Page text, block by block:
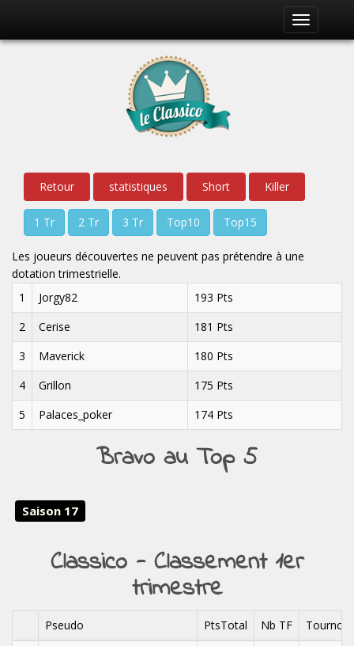
Toggle
navigation
Retour statistiques Short Killer
1 Tr 2 Tr 3 Tr Top10 Top15
Les joueurs découvertes ne peuvent pas prétendre à une
dotation trimestrielle.
1
Jorgy82
193 Pts
2
Cerise
181 Pts
3
Maverick
180 Pts
4
Grillon
175 Pts
5
Palaces_poker 174 Pts
Bravo au Top 5
Saison 17
Classico - Classement 1er
trimestre
Pseudo PtsTotal Nb TF
Tournoi